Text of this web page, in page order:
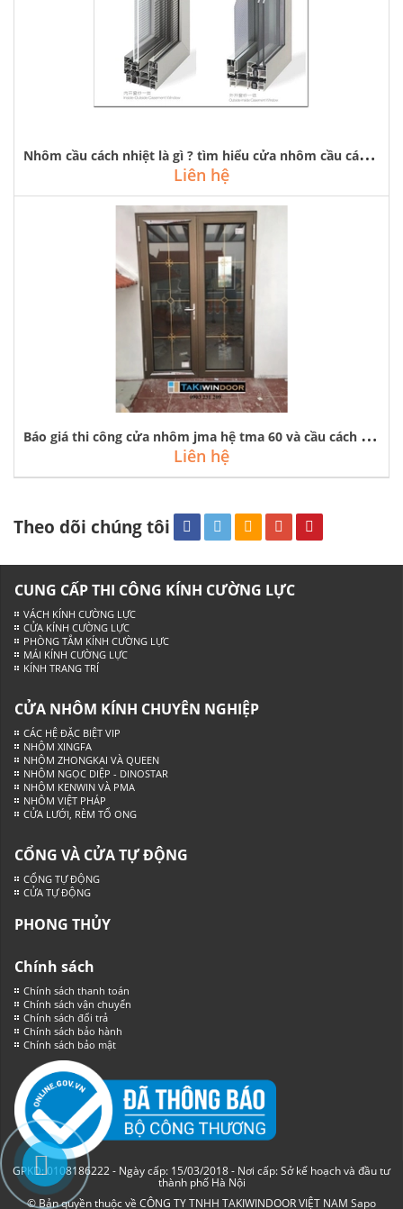
N
hôm cầu cách nhiệt là gì ? tìm hiểu cửa nhôm cầu cách nhiệt
Liên hệ
B
áo giá thi công cửa nhôm jma hệ tma 60 và cầu cách nhiệt tại hà nội
Liên hệ
Theo dõi chúng tôi
CUNG CẤP THI CÔNG KÍNH CƯỜNG LỰC
VÁCH KÍNH CƯỜNG LỰC
CỬA KÍNH CƯỜNG LỰC
PHÒNG TẮM KÍNH CƯỜNG LỰC
MÁI KÍNH CƯỜNG LỰC
KÍNH TRANG TRÍ
CỬA NHÔM KÍNH CHUYÊN NGHIỆP
CÁC HỆ ĐẶC BIỆT VIP
NHÔM XINGFA
NHÔM ZHONGKAI VÀ QUEEN
NHÔM NGỌC DIỆP - DINOSTAR
NHÔM KENWIN VÀ PMA
NHÔM VIỆT PHÁP
CỬA LƯỚI, RÈM TỔ ONG
CỔNG VÀ CỬA TỰ ĐỘNG
CỔNG TỰ ĐỘNG
CỬA TỰ ĐỘNG
PHONG THỦY
Chính sách
Chính sách thanh toán
Chính sách vận chuyển
Chính sách đổi trả
Chính sách bảo hành
Chính sách bảo mật
GPKD: 0108186222 - Ngày cấp: 15/03/2018 - Nơi cấp: Sở kế hoạch và đầu tư
thành phố Hà Nội
© Bản quyền thuộc về CÔNG TY TNHH TAKIWINDOOR VIỆT NAM Sapo